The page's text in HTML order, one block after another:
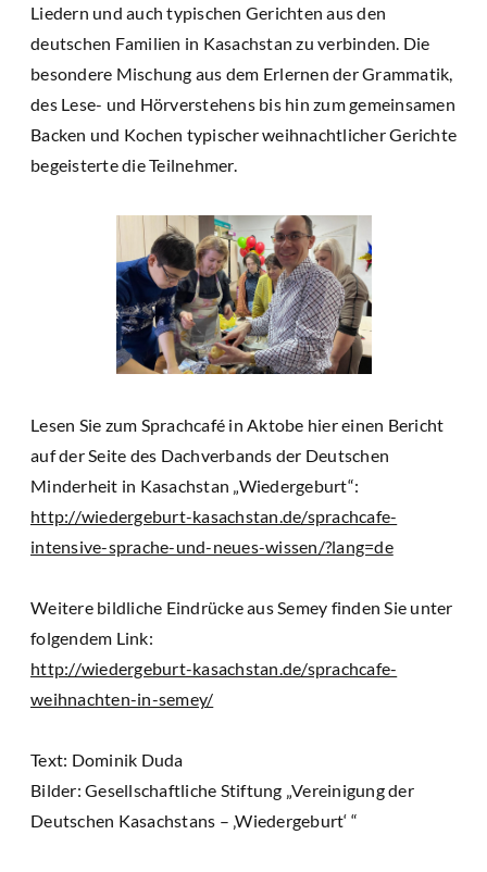
Liedern und auch typischen Gerichten aus den
deutschen Familien in Kasachstan zu verbinden. Die
besondere Mischung aus dem Erlernen der Grammatik,
des Lese- und Hörverstehens bis hin zum gemeinsamen
Backen und Kochen typischer weihnachtlicher Gerichte
begeisterte die Teilnehmer.
Lesen Sie zum Sprachcafé in Aktobe hier einen Bericht
auf der Seite des Dachverbands der Deutschen
Minderheit in Kasachstan „Wiedergeburt“:
http://wiedergeburt-kasachstan.de/sprachcafe-
intensive-sprache-und-neues-wissen/?lang=de
Weitere bildliche Eindrücke aus Semey finden Sie unter
folgendem Link:
http://wiedergeburt-kasachstan.de/sprachcafe-
weihnachten-in-semey/
Text: Dominik Duda
Bilder: Gesellschaftliche Stiftung „Vereinigung der
Deutschen Kasachstans – ‚Wiedergeburt‘ “